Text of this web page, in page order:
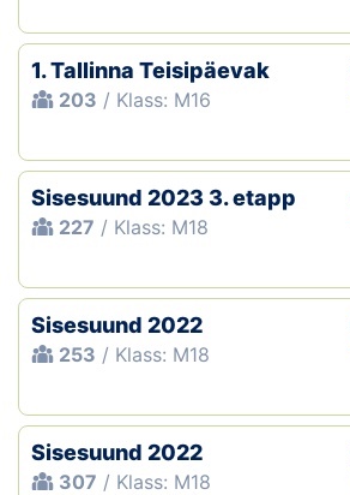
1. Tallinna Teisipäevak
203 / Klass: M16
Sisesuund 2023 3. etapp
227 / Klass: M18
Sisesuund 2022
253 / Klass: M18
Sisesuund 2022
307 / Klass: M18